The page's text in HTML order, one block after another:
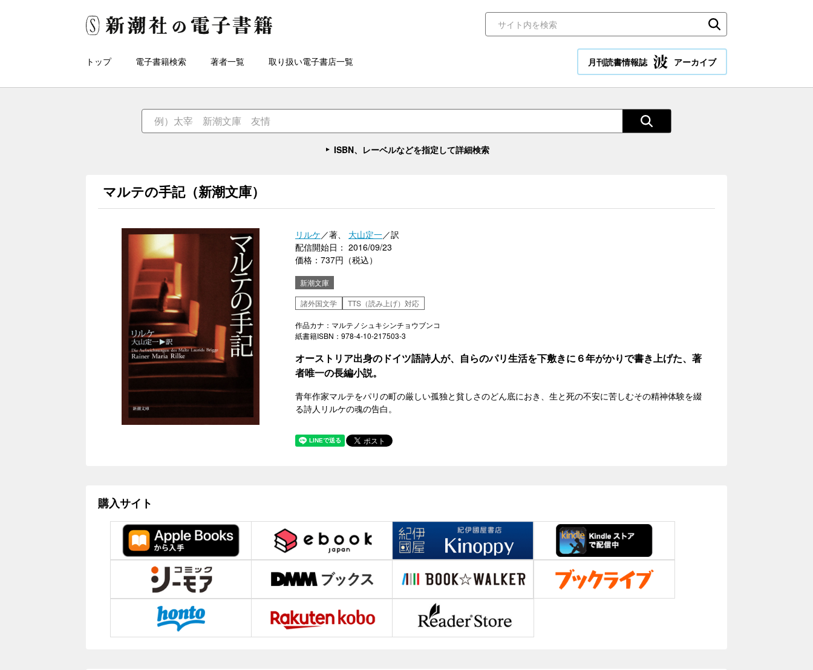
トップ 電子書籍検索 著者一覧 取り扱い電子書店一覧 月刊読書情報誌 アーカイブ
ISBN、レーベルなどを指定して詳細検索
マルテの手記（新潮文庫）
リルケ／著、 大山定一／訳
配信開始日： 2016/09/23
価格：737円（税込）
新潮文庫
諸外国文学
TTS（読み上げ）対応
作品カナ：マルテノシュキシンチョウブンコ
紙書籍ISBN：978-4-10-217503-3
オーストリア出身のドイツ語詩人が、自らのパリ生活を下敷きに６年がかりで書き上げた、著
者唯一の長編小説。
青年作家マルテをパリの町の厳しい孤独と貧しさのどん底におき、生と死の不安に苦しむその精神体験を綴
る詩人リルケの魂の告白。
購入サイト